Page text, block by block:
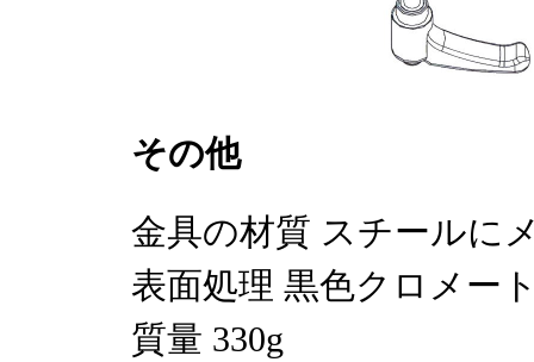
その他
金具の材質 スチールに
表面処理 黒色クロメー
質量 330g